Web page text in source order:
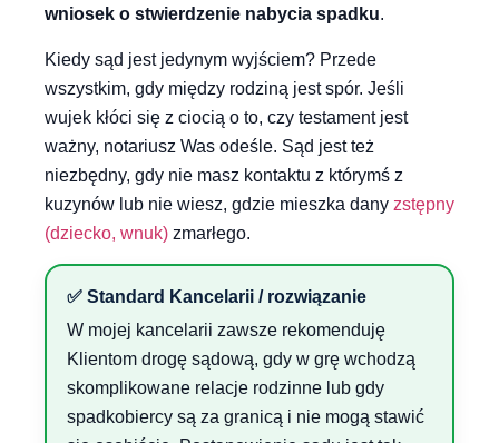
wniosek o stwierdzenie nabycia spadku.
Kiedy sąd jest jedynym wyjściem? Przede
wszystkim, gdy między rodziną jest spór. Jeśli
wujek kłóci się z ciocią o to, czy testament jest
ważny, notariusz Was odeśle. Sąd jest też
niezbędny, gdy nie masz kontaktu z którymś z
kuzynów lub nie wiesz, gdzie mieszka dany zstępny
(dziecko, wnuk) zmarłego.
✅ Standard Kancelarii / rozwiązanie
W mojej kancelarii zawsze rekomenduję
Klientom drogę sądową, gdy w grę wchodzą
skomplikowane relacje rodzinne lub gdy
spadkobiercy są za granicą i nie mogą stawić